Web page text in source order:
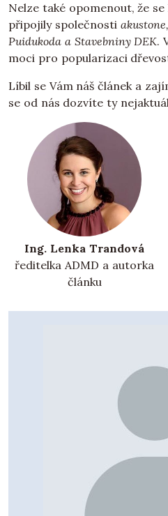
Nelze také opomenout, že
připojily společnosti
Puidukoda a Stavebniny DEK.
moci pro popularizaci
Líbil se Vám náš článek a
se od nás dozvíte ty
Ing. Lenka Trandová
ředitelka ADMD a autorka
článku